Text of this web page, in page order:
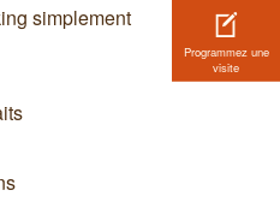
Programmez une
visite
simplement